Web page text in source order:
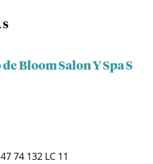
S
Bloom Salon Y Spa S
74 132 LC 11